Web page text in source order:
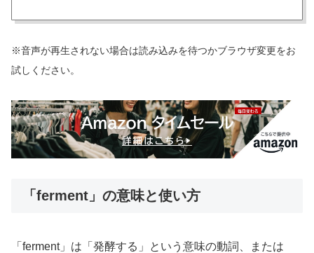
※音声が再生されない場合は読み込みを待つかブラウザ変更をお
試しください。
「ferment」の意味と使い方
「ferment」は「発酵する」という意味の動詞、または